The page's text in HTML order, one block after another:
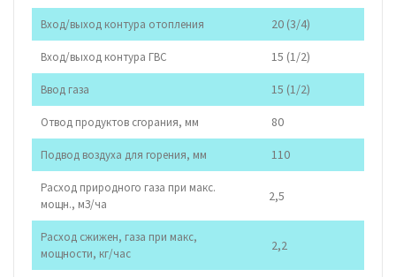
Вход/выход контура отопления 20 (3/4)
Вход/выход контура ГВС 15 (1/2)
Ввод газа 15 (1/2)
Отвод продуктов сгорания, мм 80
Подвод воздуха для горения, мм 110
Расход природного газа при макс.
мощн., мЗ/ча
2,5
Расход сжижен, газа при макс,
мощности, кг/час
2,2